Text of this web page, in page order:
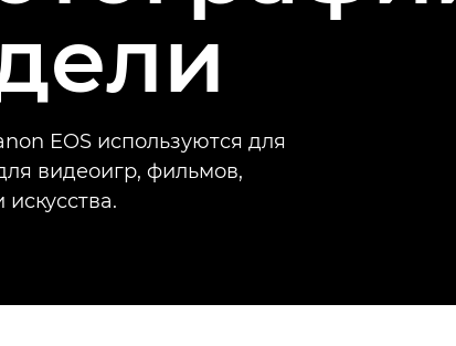
EOS используются для
видеоигр, фильмов,